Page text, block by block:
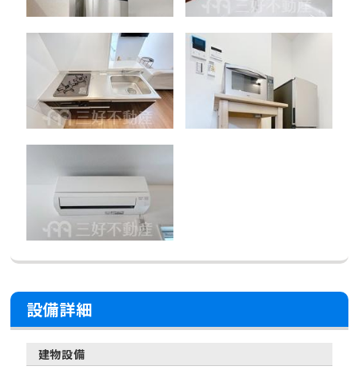
設備詳細
建物設備